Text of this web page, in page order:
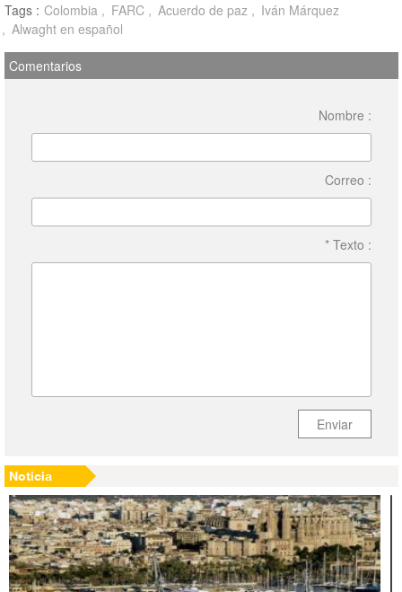
Tags : Colombia FARC Acuerdo de paz
Iván Márquez
Alwaght en español
Comentarios
Nombre :
Correo :
* Texto :
Enviar
Noticia